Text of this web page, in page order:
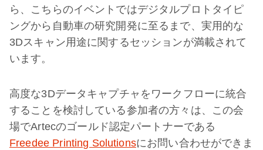
ら、こちらのイベントではデジタルプロトタイピ
ングから自動車の研究開発に至るまで、実用的な
3Dスキャン用途に関するセッションが満載されて
います。
高度な3Dデータキャプチャをワークフローに統合
することを検討している参加者の方々は、この会
場でArtecのゴールド認定パートナーである
Freedee Printing Solutionsにお問い合わせができま